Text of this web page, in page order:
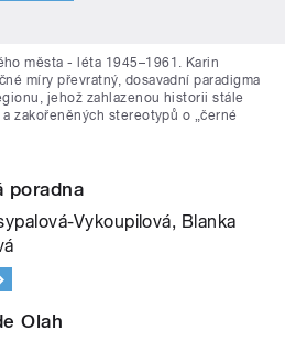
města - léta 1945–1961. Karin
míry převratný, dosavadní paradigma
jehož zahlazenou historii stále
zakořeněných stereotypů o „černé
poradna
Vykoupilová, Blanka
Olah